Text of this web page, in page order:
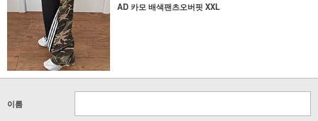
AD 카모 배색팬츠오버핏 XXL
이름